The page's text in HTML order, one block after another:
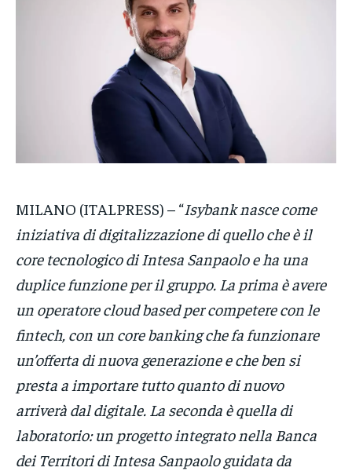
ECONOMIA
SPORT
GRUPPO
GRUPPO
GRUPPO
MILANO (ITALPRESS) – “Isybank nasce come
iniziativa di digitalizzazione di quello che è il
core tecnologico di Intesa Sanpaolo e ha una
duplice funzione per il gruppo. La prima è avere
un operatore cloud based per competere con le
fintech, con un core banking che fa funzionare
un’offerta di nuova generazione e che ben si
presta a importare tutto quanto di nuovo
arriverà dal digitale. La seconda è quella di
laboratorio: un progetto integrato nella Banca
dei Territori di Intesa Sanpaolo guidata da